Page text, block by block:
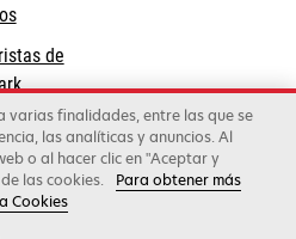
de
Inc., una compañía de Xerox
reservados.
Términos y
varias finalidades, entre las que se
las analíticas y anuncios. Al
o al hacer clic en "Aceptar y
las cookies.
Para obtener más
Cookies